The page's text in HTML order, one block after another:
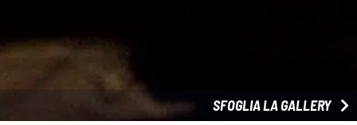
SFOGLIA LA GALLERY